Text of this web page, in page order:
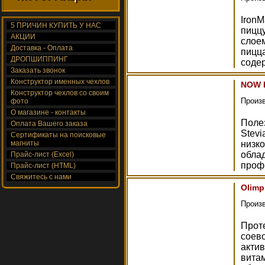
5 ПРИЧИН КУПИТЬ У НАС
АКЦИИ
Доставка - Оплата
ДРОПШИППИНГ
Заказать звонок
Конструктор именных чехлов
Конструктор чехлов со своим
фото
О магазине - контакты
Оплата Вашего заказа
Сертификаты на поисковые
магниты
Прайс-лист (Excel)
Прайс-лист (HTML)
Свяжитесь с нами
NOW